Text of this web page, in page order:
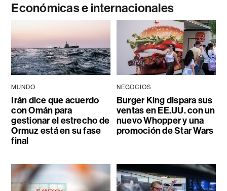
Económicas e internacionales
MUNDO
Irán dice que acuerdo
con Omán para
gestionar el estrecho de
Ormuz está en su fase
final
NEGOCIOS
Burger King dispara sus
ventas en EE.UU. con un
nuevo Whopper y una
promoción de Star Wars